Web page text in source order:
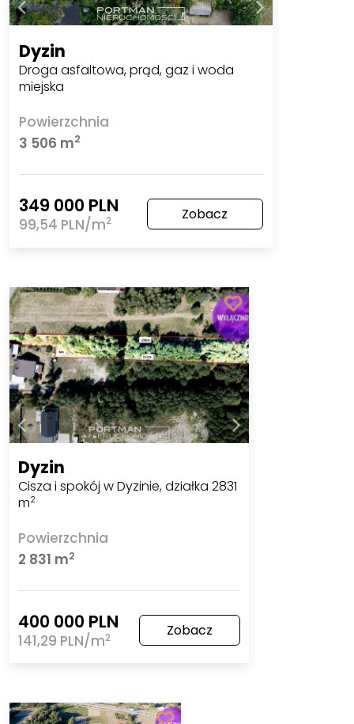
Dyzin
Droga asfaltowa, prąd, gaz i woda
miejska
Powierzchnia
3 506 m2
349 000 PLN
99,54 PLN/m2 Zobacz
Dyzin
Cisza i spokój w Dyzinie, działka 2831
m2
Powierzchnia
2 831 m2
400 000 PLN
141,29 PLN/m2 Zobacz